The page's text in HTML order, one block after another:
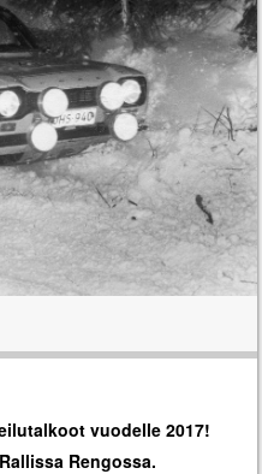
vuodelle 2017!
Rengossa.